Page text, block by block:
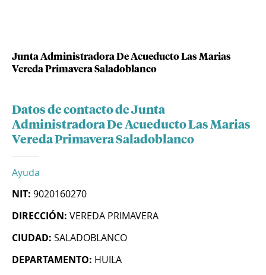
Junta Administradora De Acueducto Las Marias
Vereda Primavera Saladoblanco
Datos de contacto de Junta
Administradora De Acueducto Las Marias
Vereda Primavera Saladoblanco
Ayuda
NIT: 9020160270
DIRECCIÓN: VEREDA PRIMAVERA
CIUDAD: SALADOBLANCO
DEPARTAMENTO: HUILA